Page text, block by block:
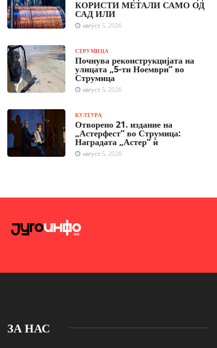
КОРИСТИ МЕТАЛИ САМО ОД
САД ИЛИ
август 5, 2026
СТРУМИЦА
Почнува реконструкцијата на
улицата „5-ти Ноември“ во
Струмица
август 5, 2026
КУЛТУРА
Отворено 21. издание на
„Астерфест“ во Струмица:
Наградата „Астер“ ѝ
август 5, 2026
ЗА НАС